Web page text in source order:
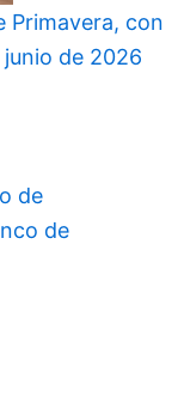
Primavera, con
de 2026
de
de